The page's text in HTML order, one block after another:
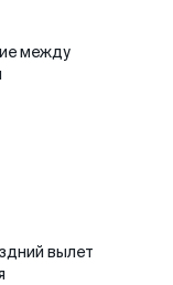
между
вылет